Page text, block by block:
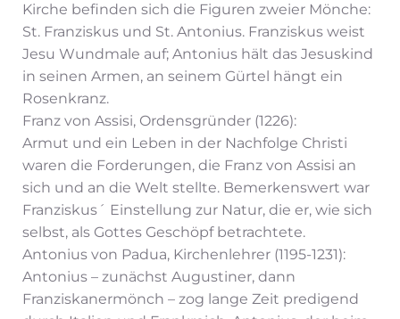
Kirche befinden sich die Figuren zweier Mönche:
St. Franziskus und St. Antonius. Franziskus weist
Jesu Wundmale auf; Antonius hält das Jesuskind
in seinen Armen, an seinem Gürtel hängt ein
Rosenkranz.
Franz von Assisi, Ordensgründer (1226):
Armut und ein Leben in der Nachfolge Christi
waren die Forderungen, die Franz von Assisi an
sich und an die Welt stellte. Bemerkenswert war
Franziskus´ Einstellung zur Natur, die er, wie sich
selbst, als Gottes Geschöpf betrachtete.
Antonius von Padua, Kirchenlehrer (1195-1231):
Antonius – zunächst Augustiner, dann
Franziskanermönch – zog lange Zeit predigend